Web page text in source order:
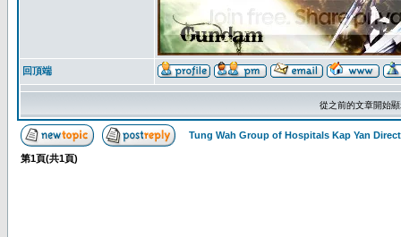
回頂端
從之前的文章開始
Tung Wah Group of Hospitals Kap Yan
第1頁(共1頁)